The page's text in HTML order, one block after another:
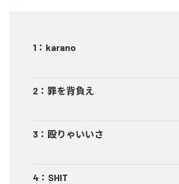
1 ： karano
2 ： 罪を背負え
3 ： 殴りゃいいさ
4 ： SHIT